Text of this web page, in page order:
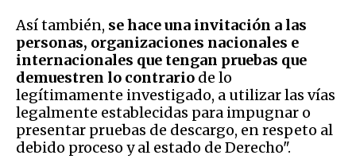
Así también, se hace una invitación a las
personas, organizaciones nacionales e
internacionales que tengan pruebas que
demuestren lo contrario de lo
legítimamente investigado, a utilizar las vías
legalmente establecidas para impugnar o
presentar pruebas de descargo, en respeto al
debido proceso y al estado de Derecho".